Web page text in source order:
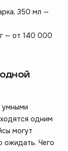
350 мл —
— от 140 000
умными
одним
могут
ожидать. Чего